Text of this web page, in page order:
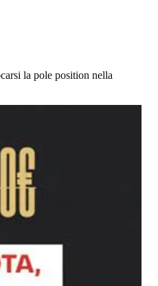
la pole position nella